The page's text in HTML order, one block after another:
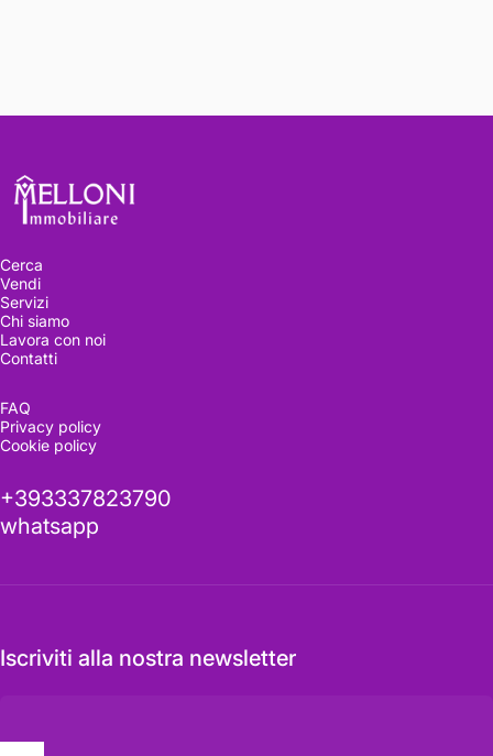
Visitala
Vederla dal vivo fa la differenza
Melloni immobiliare
Cerca
Vendi
Servizi
Chi siamo
Lavora con noi
Contatti
FAQ
Privacy policy
Cookie policy
+393337823790
whatsapp
Iscriviti alla nostra newsletter